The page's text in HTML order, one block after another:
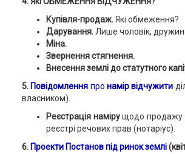
Купівля-продаж.Які обмеження?
Дарування.Лише чоловік,
Міна.
Звернення стягнення.
Внесення землі до статутного
5. Повідомлення пронамір відчужити
власником).
Реєстрація намірущодо продажу
реєстрі речових прав (нотаріус).
6. Проекти Постанов під ринок землі